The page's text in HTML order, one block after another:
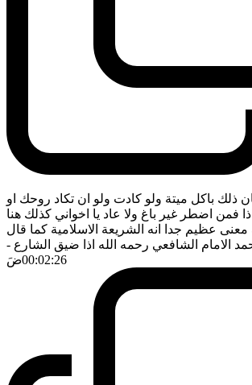
ذلك باكل ميتة ولو كادت ولو ان تكاد روحك او
فمن اضطر غير باغ ولا عاد يا اخواني كذلك هنا
عظيم جدا انه الشريعة الاسلامية كما قال
الامام الشافعي رحمه الله اذا ضيق الشارع -
00:02:26ضَ